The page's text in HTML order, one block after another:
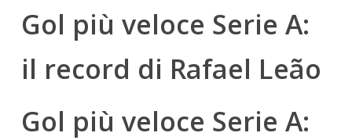
Gol più veloce Serie A:
il record di Rafael Leão
Gol più veloce Serie A: